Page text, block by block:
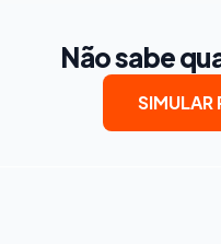
Não sabe
SIMULAR